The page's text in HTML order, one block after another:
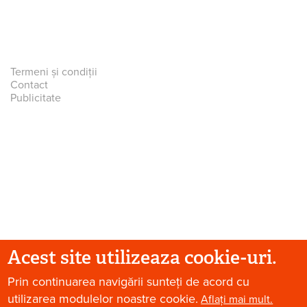
Termeni și condiții
Contact
Publicitate
© 2026 Paradis Verde. Toate drepturile rezervate.
Acest site utilizeaza cookie-uri.
Prin continuarea navigării sunteți de acord cu
utilizarea modulelor noastre cookie. Aflați mai mult.